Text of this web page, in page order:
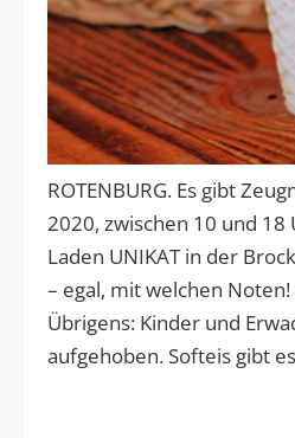
ROTENBURG. Es gibt
2020, zwischen 10 und
Laden UNIKAT in der
– egal, mit welchen
Übrigens: Kinder und
aufgehoben. Softeis gibt